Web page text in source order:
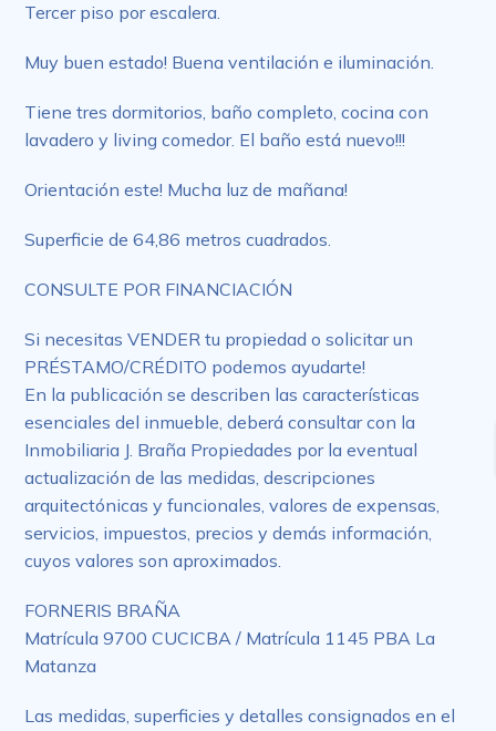
Tercer piso por escalera.
Muy buen estado! Buena ventilación e iluminación.
Tiene tres dormitorios, baño completo, cocina con
lavadero y living comedor. El baño está nuevo!!!
Orientación este! Mucha luz de mañana!
Superficie de 64,86 metros cuadrados.
CONSULTE POR FINANCIACIÓN
Si necesitas VENDER tu propiedad o solicitar un
PRÉSTAMO/CRÉDITO podemos ayudarte!
En la publicación se describen las características
esenciales del inmueble, deberá consultar con la
Inmobiliaria J. Braña Propiedades por la eventual
actualización de las medidas, descripciones
arquitectónicas y funcionales, valores de expensas,
servicios, impuestos, precios y demás información,
cuyos valores son aproximados.
FORNERIS BRAÑA
Matrícula 9700 CUCICBA / Matrícula 1145 PBA La
Matanza
Las medidas, superficies y detalles consignados en el